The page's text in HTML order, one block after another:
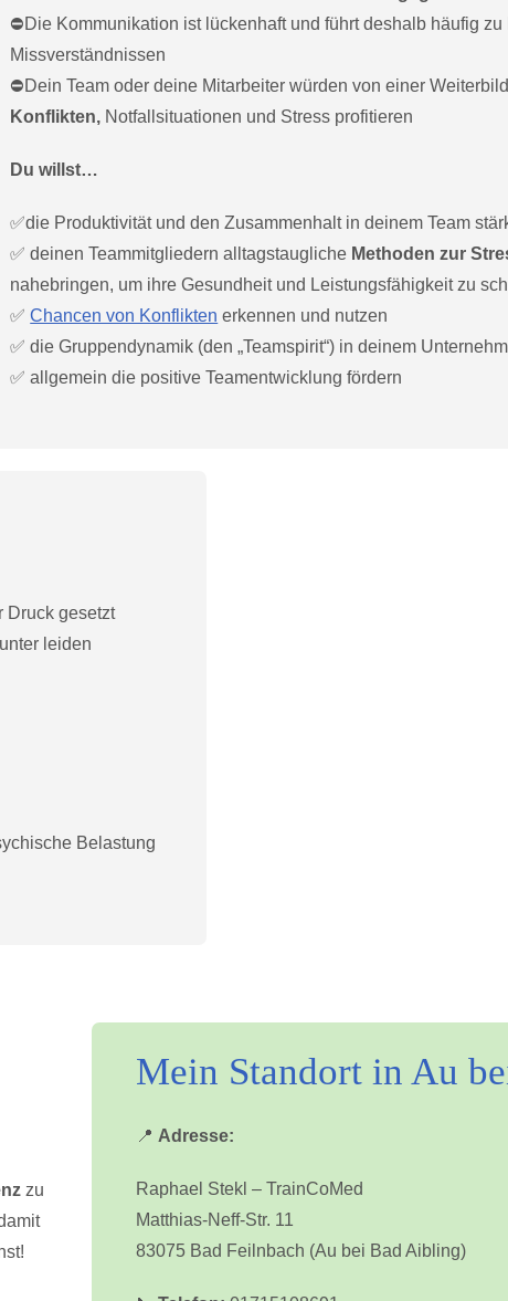
⛔️Die Kommunikation ist lückenhaft und führt deshalb häufig
Missverständnissen
⛔️Dein Team oder deine Mitarbeiter würden von einer
Konflikten, Notfallsituationen und Stress profitieren
Du willst…
✅die Produktivität und den Zusammenhalt in deinem Team
✅ deinen Teammitgliedern alltagstaugliche Methoden zur
nahebringen, um ihre Gesundheit und Leistungsfähigkeit zu
✅Chancen von Konflikten erkennen und nutzen
✅ die Gruppendynamik (den „Teamspirit“) in deinem
✅ allgemein die positive Teamentwicklung fördern
Druck gesetzt
leiden
Belastung
zu
Mein Standort in Au
📍 Adresse:
Raphael Stekl – TrainCoMed
Matthias-Neff-Str. 11
83075 Bad Feilnbach (Au bei Bad Aibling)